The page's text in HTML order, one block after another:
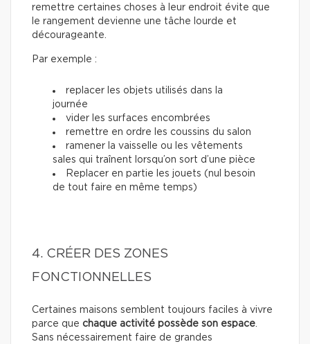
remettre certaines choses à leur endroit évite que
le rangement devienne une tâche lourde et
décourageante.
Par exemple :
replacer les objets utilisés dans la
journée
vider les surfaces encombrées
remettre en ordre les coussins du salon
ramener la vaisselle ou les vêtements
sales qui traînent lorsqu’on sort d’une pièce
Replacer en partie les jouets (nul besoin
de tout faire en même temps)
4. CRÉER DES ZONES
FONCTIONNELLES
Certaines maisons semblent toujours faciles à vivre
parce que chaque activité possède son espace.
Sans nécessairement faire de grandes